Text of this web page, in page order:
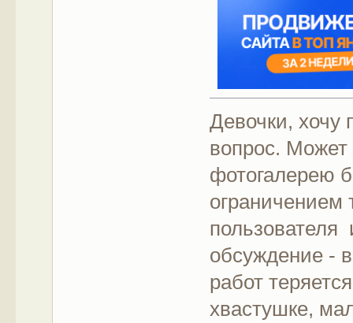
Девочки, хочу
вопрос.
фотогалерею
ограничением
пользователя
обсуждение -
работ
хвастушке,